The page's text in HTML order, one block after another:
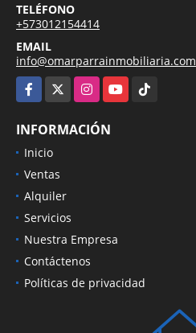
TELÉFONO
+573012154414
EMAIL
info@omarparrainmobiliaria.com
Facebook
InstagramYouTubeTikTok
INFORMACIÓN
Inicio
Ventas
Alquiler
Servicios
Nuestra Empresa
Contáctenos
Políticas de privacidad